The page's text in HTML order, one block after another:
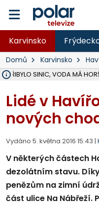
Karvinsko
Domů Karvinsko
PŘIBYLO SINIC, VODA MÁ
Lidé v
nových
Vydáno 5. května 2016 15:43 |
V některých částech
dezolátním stavu.
penězům na zimní
část ulice Na Nábřeží.